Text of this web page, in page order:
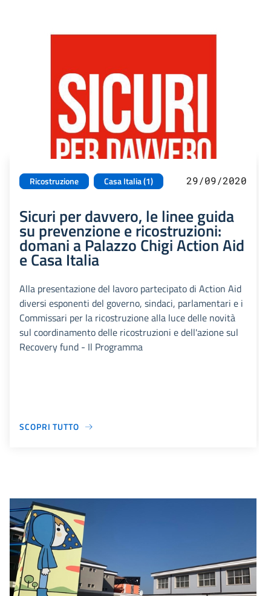
Ricostruzione Casa Italia (1) 29/09/2020
Sicuri per davvero, le linee guida
su prevenzione e ricostruzioni:
domani a Palazzo Chigi Action Aid
e Casa Italia
Alla presentazione del lavoro partecipato di Action Aid
diversi esponenti del governo, sindaci, parlamentari e i
Commissari per la ricostruzione alla luce delle novità
sul coordinamento delle ricostruzioni e dell'azione sul
Recovery fund - Il Programma
SCOPRI TUTTO